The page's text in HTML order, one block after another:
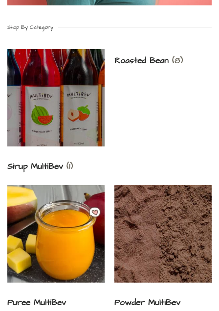
Shop By Category
Sirup MultiBev (1)
Roasted Bean (8)
Puree MultiBev Powder MultiBev